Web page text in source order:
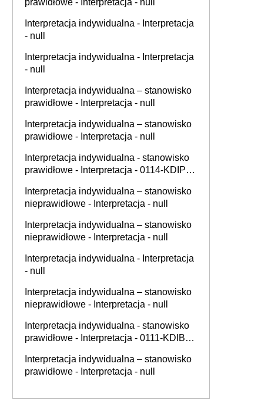
prawidłowe - Interpretacja - null
Interpretacja indywidualna - Interpretacja
- null
Interpretacja indywidualna - Interpretacja
- null
Interpretacja indywidualna – stanowisko
prawidłowe - Interpretacja - null
Interpretacja indywidualna – stanowisko
prawidłowe - Interpretacja - null
Interpretacja indywidualna - stanowisko
prawidłowe - Interpretacja - 0114-KDIP4-
Interpretacja indywidualna – stanowisko
nieprawidłowe - Interpretacja - null
Interpretacja indywidualna – stanowisko
nieprawidłowe - Interpretacja - null
Interpretacja indywidualna - Interpretacja
- null
Interpretacja indywidualna – stanowisko
nieprawidłowe - Interpretacja - null
Interpretacja indywidualna - stanowisko
prawidłowe - Interpretacja - 0111-KDIB1-
Interpretacja indywidualna – stanowisko
prawidłowe - Interpretacja - null